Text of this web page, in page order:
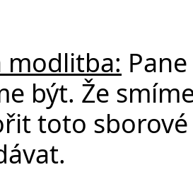
modlitba:
být. Že
toto